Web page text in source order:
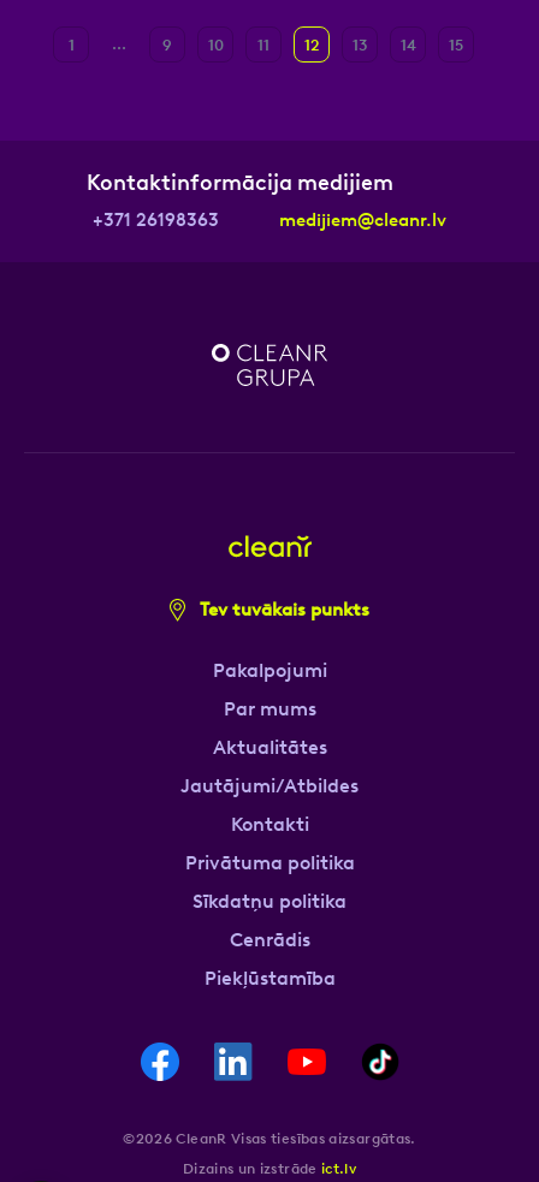
1 ... 9 10 11 12 13 14 15
Kontaktinformācija medijiem
+371 26198363 medijiem@cleanr.lv
Tev tuvākais punkts
Pakalpojumi
Par mums
Aktualitātes
Jautājumi/Atbildes
Kontakti
Privātuma politika
Sīkdatņu politika
Cenrādis
Piekļūstamība
©2026 CleanR Visas tiesības aizsargātas.
Dizains un izstrāde ict.lv